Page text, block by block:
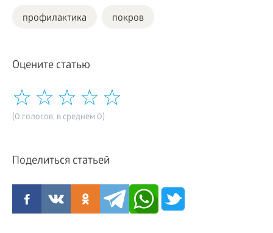
профилактика покров
Оцените статью
(0 голосов, в среднем 0)
Поделиться статьей